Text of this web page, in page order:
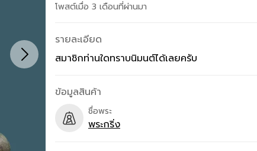
โพสต์เมื่อ 3 เดือนที่ผ่านมา
รายละเอียด
สมาชิกท่านใดทราบนิมนต์ได้เลยครับ
ข้อมูลสินค้า
ชื่อพระ
พระกริ่ง